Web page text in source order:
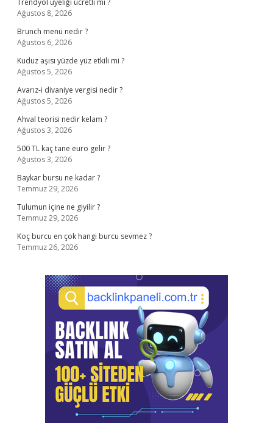
Trendyol üyeliği ücretli mi ?
Ağustos 8, 2026
Brunch menü nedir ?
Ağustos 6, 2026
Kuduz aşısı yüzde yüz etkili mi ?
Ağustos 5, 2026
Avarız-i divaniye vergisi nedir ?
Ağustos 5, 2026
Ahval teorisi nedir kelam ?
Ağustos 3, 2026
500 TL kaç tane euro gelir ?
Ağustos 3, 2026
Baykar bursu ne kadar ?
Temmuz 29, 2026
Tulumun içine ne giyilir ?
Temmuz 29, 2026
Koç burcu en çok hangi burcu sevmez ?
Temmuz 26, 2026